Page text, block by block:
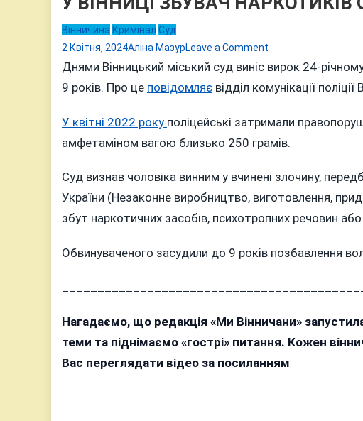
Вінничина Кримінал Суд
2 Квітня, 2024Аліна МазурLeave a Comment
У
ВІННИЦІ
НАРКОТИКІВ
РОКІВ
Днями Вінницький міський суд виніс вирок 24-
9 років. Про це повідомляє відділ комунікації
У квітні 2022 року поліцейські затримали
амфетаміном вагою близько 250 грамів.
Суд визнав чоловіка винним у вчинені злочину,
України (Незаконне виробництво, виготовлення,
збут наркотичних засобів, психотропних речовин
Обвинуваченого засудили до 9 років позбавлення
Нагадаємо, що редакція «Ми Вінничани»
теми та піднімаємо «гострі» питання. Кожен
Вас переглядати відео за посиланням